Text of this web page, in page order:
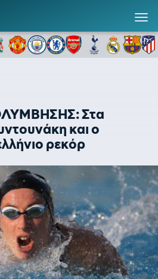
Στα
και ο
ρεκόρ